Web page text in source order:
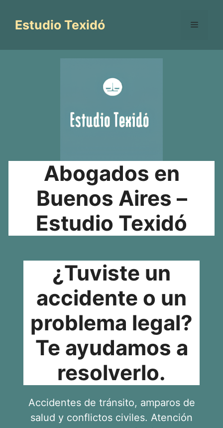
contenido
Estudio Texidó Menú
Abogados en
Buenos Aires –
Estudio Texidó
¿Tuviste un
accidente o un
problema legal?
Te ayudamos a
resolverlo.
Accidentes de tránsito, amparos de
salud y conflictos civiles. Atención